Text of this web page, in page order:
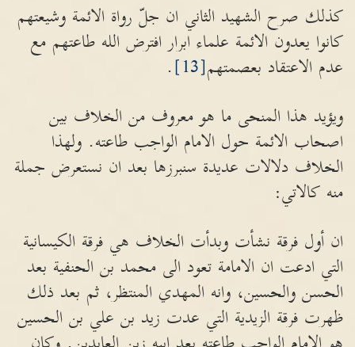
كذلك صرح الشهيد الثاني ان جلّ رواة الائمة وشيعتهم
كانوا يعدون الائمة علماء ابرار افترض الله طاعتهم مع
عدم الاعتقاد بعصمتهم[13]
.
ويؤيد هذا المنحى ما هو معروف من الخلاف بين
اصحاب الائمة حول الامام الواجب طاعته. ولهذا
الخلاف دلالات عديدة سنبرزها بعد ان نستعرض جملة
منه كالاتي:
ان أول فرقة نشأت وبدأت الخلاف هي فرقة الكيسانية
التي ادعت ان الامامة تعود الى محمد بن الحنفية بعد
الحسن والحسين، وانه المهدي المنتظر، ثم بعد ذلك
ظهرت فرقة الزيدية التي عدت زيد بن علي بن الحسين